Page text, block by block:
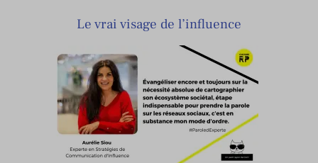
Le vrai visage de l’influence